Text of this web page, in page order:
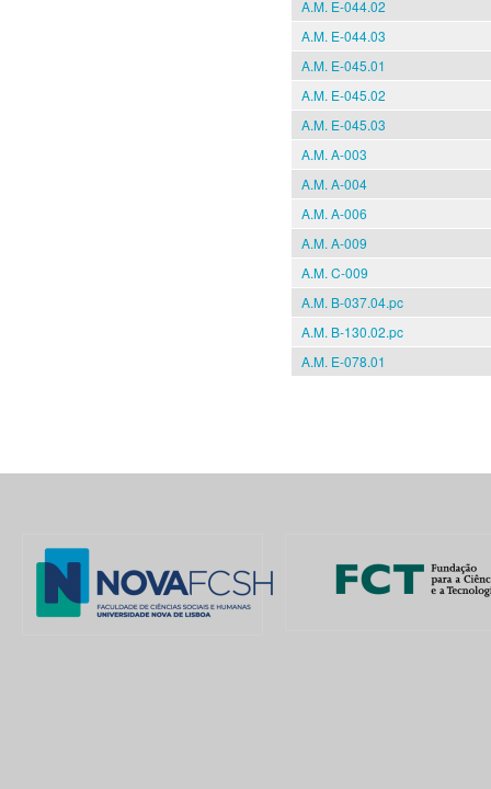
A.M. E-044.02
A.M. E-044.03
A.M. E-045.01
A.M. E-045.02
A.M. E-045.03
A.M. A-003
A.M. A-004
A.M. A-006
A.M. A-009
A.M. C-009
A.M. B-037.04.pc
A.M. B-130.02.pc
A.M. E-078.01